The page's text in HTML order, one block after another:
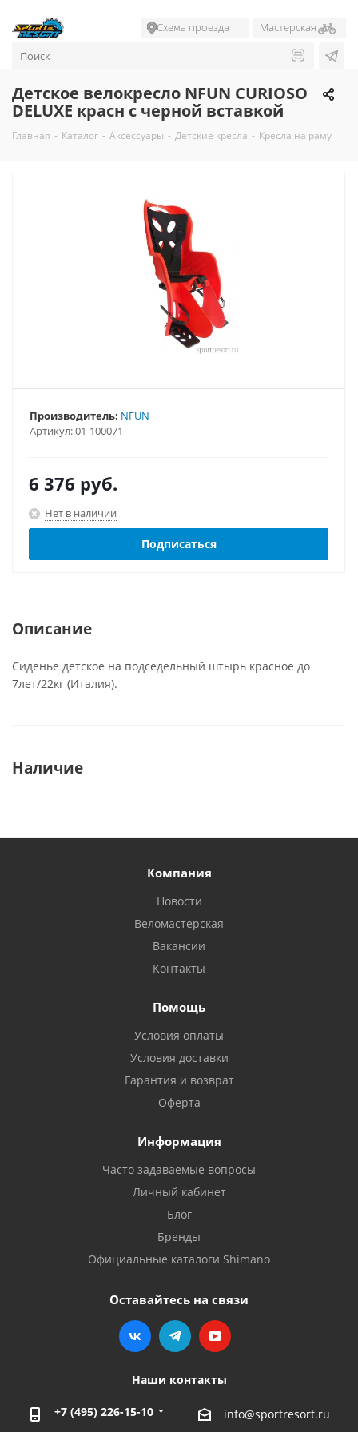
Схема проезда Мастерская
Детское велокресло NFUN CURIOSO
DELUXE красн с черной вставкой
Главная - Каталог - Аксессуары - Детские кресла - Кресла на раму
Артикул:01-100071
Производитель: NFUN
6 376 руб.
Нет в наличии
Подписаться
Описание
Сиденье детское на подседельный штырь красное до
7лет/22кг (Италия).
Наличие
Компания
Новости
Веломастерская
Вакансии
Контакты
Помощь
Условия оплаты
Условия доставки
Гарантия и возврат
Оферта
Информация
Часто задаваемые вопросы
Личный кабинет
Блог
Бренды
Официальные каталоги Shimano
Оставайтесь на связи
Наши контакты
+7 (495) 226-15-10 info@sportresort.ru